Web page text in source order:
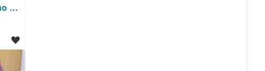
Moška srajca št. 41, temno siva, non-iron, Calvin Klein (ck)